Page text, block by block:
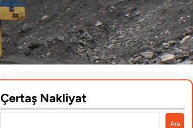
Çertaş Nakliyat
Ara